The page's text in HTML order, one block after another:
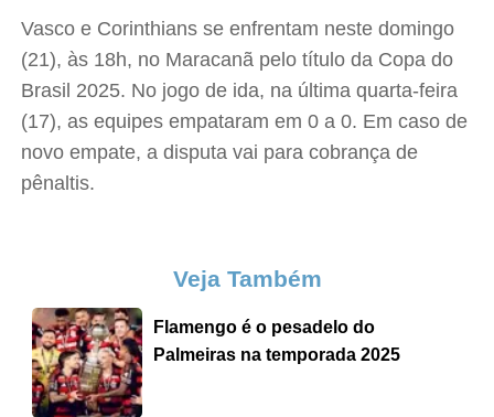
Vasco e Corinthians se enfrentam neste domingo
(21), às 18h, no Maracanã pelo título da Copa do
Brasil 2025. No jogo de ida, na última quarta-feira
(17), as equipes empataram em 0 a 0. Em caso de
novo empate, a disputa vai para cobrança de
pênaltis.
Veja Também
Flamengo é o pesadelo do
Palmeiras na temporada 2025